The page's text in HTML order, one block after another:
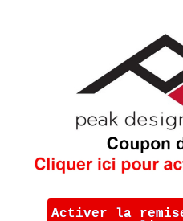
Activer la